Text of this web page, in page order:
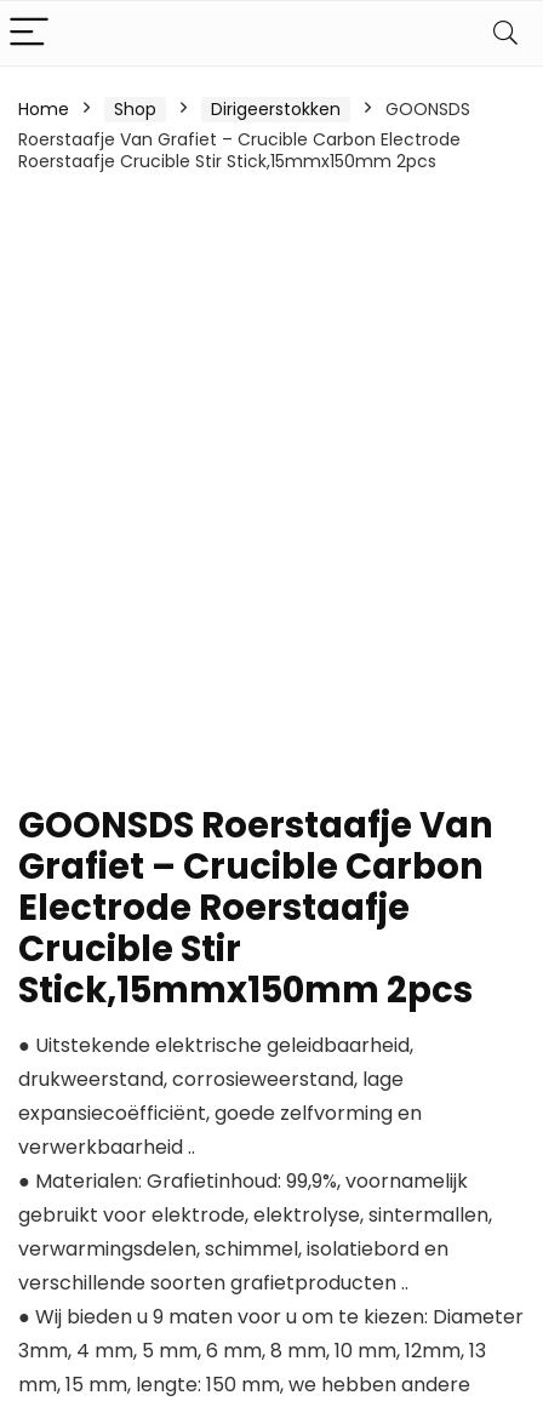
Home Shop Dirigeerstokken
GOONSDS
Roerstaafje Van Grafiet – Crucible Carbon Electrode
Roerstaafje Crucible Stir Stick,15mmx150mm 2pcs
GOONSDS Roerstaafje Van
Grafiet – Crucible Carbon
Electrode Roerstaafje
Crucible Stir
Stick,15mmx150mm 2pcs
● Uitstekende elektrische geleidbaarheid,
drukweerstand, corrosieweerstand, lage
expansiecoëfficiënt, goede zelfvorming en
verwerkbaarheid ..
● Materialen: Grafietinhoud: 99,9%, voornamelijk
gebruikt voor elektrode, elektrolyse, sintermallen,
verwarmingsdelen, schimmel, isolatiebord en
verschillende soorten grafietproducten ..
● Wij bieden u 9 maten voor u om te kiezen: Diameter
3mm, 4 mm, 5 mm, 6 mm, 8 mm, 10 mm, 12mm, 13
mm, 15 mm, lengte: 150 mm, we hebben andere